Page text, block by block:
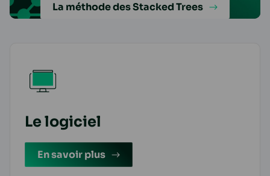
La méthode des Stacked Trees
Le logiciel
En savoir plus